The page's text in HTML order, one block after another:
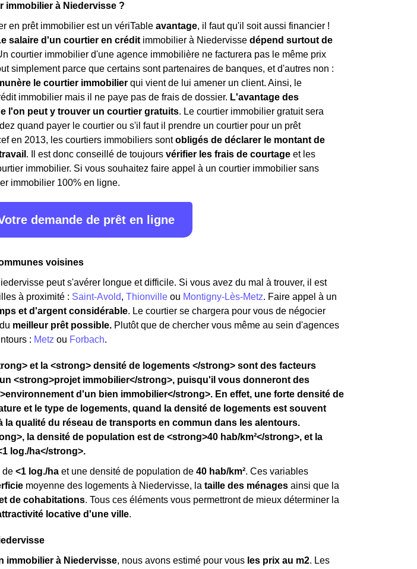
immobilier à Niedervisse ?
en prêt immobilier est un vériTable avantage, il faut qu'il soit aussi financier !
salaire d'un courtier en crédit immobilier à Niedervisse dépend surtout de
courtier immobilier d'une agence immobilière ne facturera pas le même prix
simplement parce que certains sont partenaires de banques, et d'autres non :
le courtier immobilier qui vient de lui amener un client. Ainsi, le
immobilier mais il ne paye pas de frais de dossier. L'avantage des
l'on peut y trouver un courtier gratuits. Le courtier immobilier gratuit sera
quand payer le courtier ou s'il faut il prendre un courtier pour un prêt
en 2013, les courtiers immobiliers sontobligés de déclarer le montant de
. Il est donc conseillé de toujours vérifier les frais de courtage et les
immobilier. Si vous souhaitez faire appel à un courtier immobilier sans
immobilier 100% en ligne.
demande de prêt en ligne
voisines
peut s'avérer longue et difficile. Si vous avez du mal à trouver, il est
à proximité : Saint-Avold, Thionville ou Montigny-Lès-Metz. Faire appel à un
et d'argent considérable. Le courtier se chargera pour vous de négocier
meilleur prêt possible. Plutôt que de chercher vous même au sein d'agences
: Metz ou Forbach.
et la <strong> densité de logements </strong> sont des facteurs
<strong>projet immobilier</strong>, puisqu'il vous donneront des
d'un bien immobilier</strong>. En effet, une forte densité de
et le type de logements, quand la densité de logements est souvent
la qualité du réseau de transports en commun dans les alentours.
la densité de population est de <strong>40 hab/km²</strong>, et la
log./ha</strong>.
de <1 log./ha et une densité de population de 40 hab/km². Ces variables
moyenne des logements à Niedervisse, la taille des ménages ainsi que la
de cohabitations. Tous ces éléments vous permettront de mieux déterminer la
locative d'une ville.
immobilier à Niedervisse, nous avons estimé pour vous les prix au m2. Les